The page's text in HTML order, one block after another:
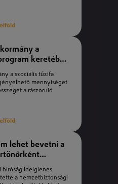
a
keretében
a szociális tűzifa
mennyiséget
a rászoruló
lehet bevetni a
bíróság ideiglenes
a nemzetbiztonsági